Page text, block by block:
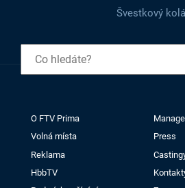
Švestkový
O FTV Prima
Volná místa
Press
Reklama
HbbTV